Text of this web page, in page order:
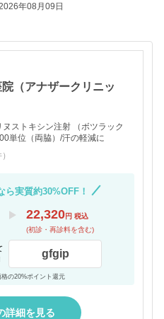
年08月09日
（アナザークリニッ
ヌストキシン注射 （ボツラック
単位（両脇）/汗の軽減に
ら実質約30%OFF！
22,320円 税込
(初診・再診料を含む)
gfgip
の20%ポイント還元
詳細を見る